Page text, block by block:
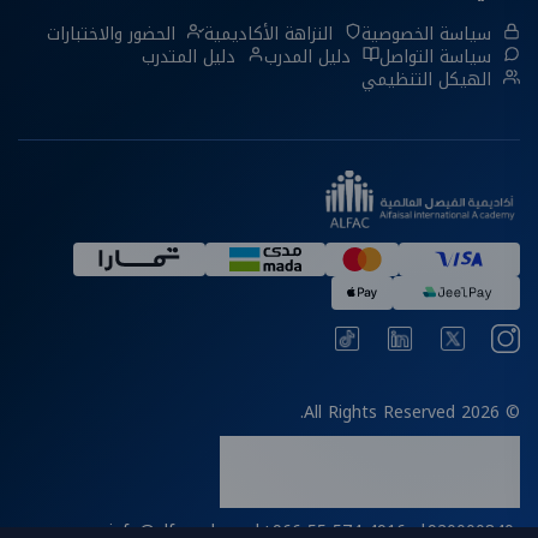
سياسة الخصوصية النزاهة الأكاديمية الحضور والاختبارات
سياسة التواصل دليل المدرب دليل المتدرب
الهيكل التنظيمي
© 2026 All Rights Reserved.
920000840
|
+966 55 574 4916
|
info@alfac.edu.sa